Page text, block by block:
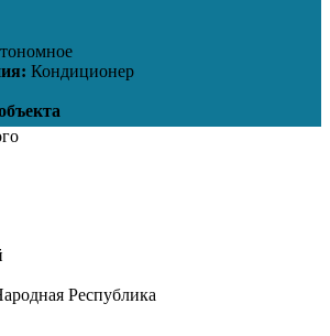
Кондиционер
Республика